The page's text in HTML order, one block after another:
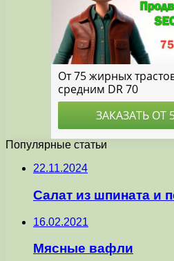
Популярные статьи
22.11.2024
Салат из шпината и
16.02.2021
Мясные вафли